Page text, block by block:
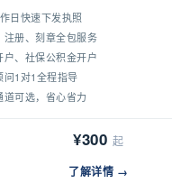
日快速下发执照
注册、刻章全包服务
户、社保公积金开户
问1对1全程指导
道可选，省心省力
¥300 起
了解详情 →